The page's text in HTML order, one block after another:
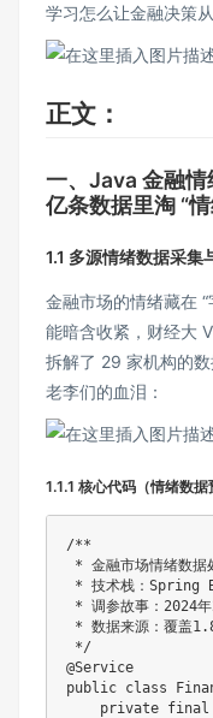
学习怎么让金融决策从
正文：
一、Java 金融
亿条数据里淘 “
1.1 多源情绪数据采集
金融市场的情绪藏在
能暗含收紧，财经大
拆解了 29 家机构的
老李们的血泪：
1.1.1 核心代码（情绪数据
/**
* 金融市场情绪数据
* 技术栈：
* 调参故事：2024
* 数据来源：覆盖
*/
@Service
public class
private final